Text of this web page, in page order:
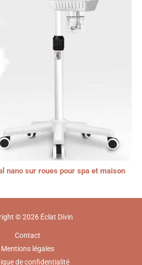
nano sur roues pour spa et maison
© 2026 Éclat Divin
Contact
Mentions légales
de confidentialité